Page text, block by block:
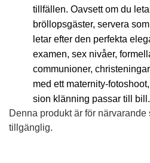
tillfällen. Oavsett om du
bröllopsgäster, servera
letar efter den perfekta
examen, sex nivåer,
communioner,
med ett maternity-
sion klänning passar till bill.
Denna produkt är för
tillgänglig.